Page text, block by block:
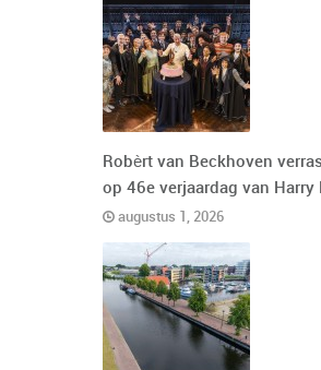
Robèrt van Beckhoven
op 46e verjaardag van Harry
augustus 1, 2026